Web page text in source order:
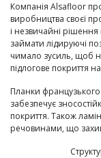
Компанія Alsafloor
виробництва своєї
і незвичайні
займати лідируючі
чимало зусиль, щоб
підлогове покриття
Планки французького
забезпечує
покриття. Також
речовинами, що